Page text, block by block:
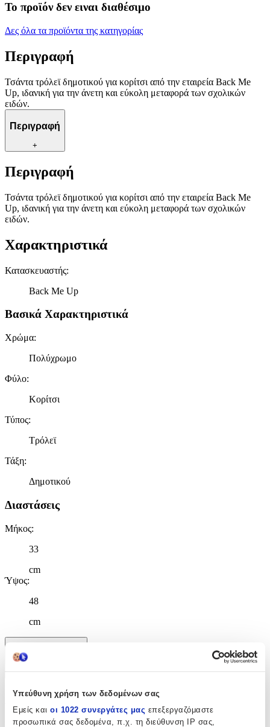
Υπεύθυνη χρήση των δεδομένων σας
Εμείς και οι 1022 συνεργάτες μας επεξεργαζόμαστε
προσωπικά σας δεδομένα, π.χ. τη διεύθυνση IP σας,
Το προϊόν δεν ειναι διαθέσιμο
Δες όλα τα προϊόντα της κατηγορίας
Περιγραφή
Τσάντα τρόλεϊ δημοτικού για κορίτσι από την εταιρεία Back Me
Up, ιδανική για την άνετη και εύκολη μεταφορά των σχολικών
ειδών.
Περιγραφή
+
Περιγραφή
Τσάντα τρόλεϊ δημοτικού για κορίτσι από την εταιρεία Back Me
Up, ιδανική για την άνετη και εύκολη μεταφορά των σχολικών
ειδών.
Χαρακτηριστικά
Κατασκευαστής:
Back Me Up
Βασικά Χαρακτηριστικά
Χρώμα:
Πολύχρωμο
Φύλο:
Κορίτσι
Τύπος:
Τρόλεϊ
Τάξη:
Δημοτικού
Διαστάσεις
Μήκος:
33
cm
Ύψος:
48
cm
Χαρακτηριστικά
+
Χαρακτηριστικά
Κατασκευαστής: